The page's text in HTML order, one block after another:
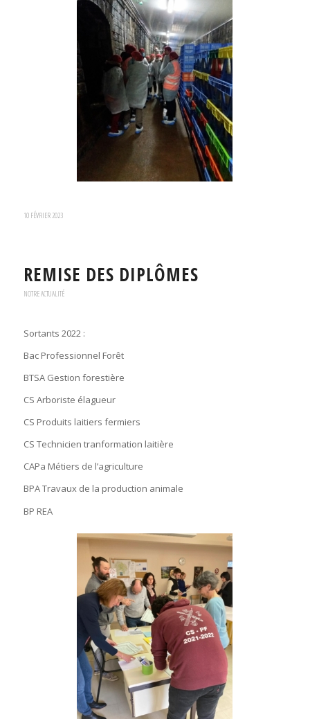
10 FÉVRIER 2023
REMISE DES DIPLÔMES
NOTRE ACTUALITÉ
Sortants 2022 :
Bac Professionnel Forêt
BTSA Gestion forestière
CS Arboriste élagueur
CS Produits laitiers fermiers
CS Technicien tranformation laitière
CAPa Métiers de l’agriculture
BPA Travaux de la production animale
BP REA